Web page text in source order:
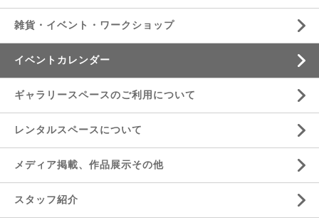
雑貨・イベント・ワークショップ
イベントカレンダー
ギャラリースペースのご利用について
レンタルスペースについて
メディア掲載、作品展示その他
スタッフ紹介